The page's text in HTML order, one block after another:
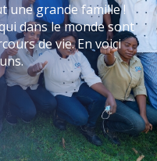
une grande famille !
dans le monde sont
de vie. En voici